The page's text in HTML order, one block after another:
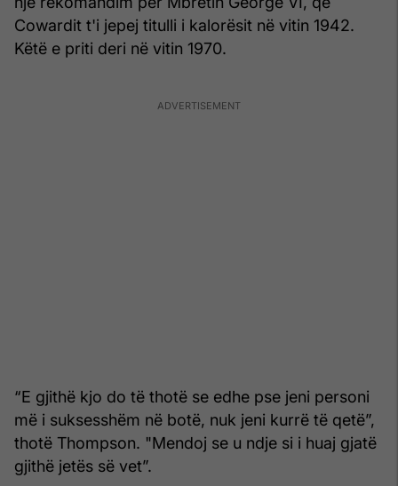
Cowardit t'i jepej titulli i kalorësit në vitin 1942.
Këtë e priti deri në vitin 1970.
“E gjithë kjo do të thotë se edhe pse jeni personi
më i suksesshëm në botë, nuk jeni kurrë të qetë”,
thotë Thompson. "Mendoj se u ndje si i huaj gjatë
gjithë jetës së vet”.